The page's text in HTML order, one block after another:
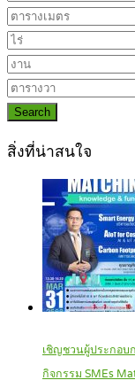
Search
สิ่งที่น่าสนใจ
เชิญชวนผู้ประกอบ
กิจกรรม SMEs